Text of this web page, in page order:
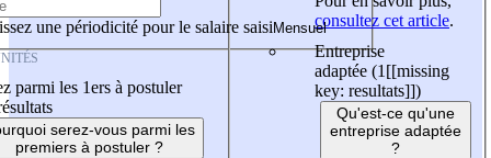
une périodicité pour le salaire saisi
parmi les 1ers à postuler
serez-vous parmi les
premiers à postuler ?
consultez cet article.
Entreprise
adaptée (1 [[missing
key: resultats]])
Qu'est-ce qu'une
entreprise adaptée
?